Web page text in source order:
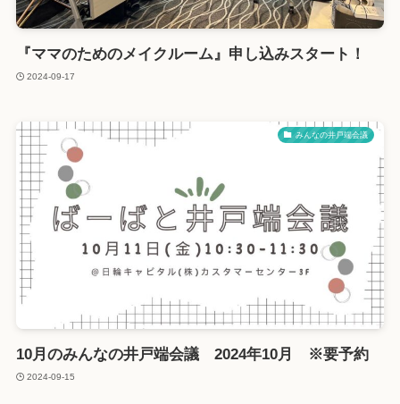
『ママのためのメイクルーム』申し込みスタート！
2024-09-17
みんなの井戸端会議
10月のみんなの井戸端会議 2024年10月 ※要予約
2024-09-15